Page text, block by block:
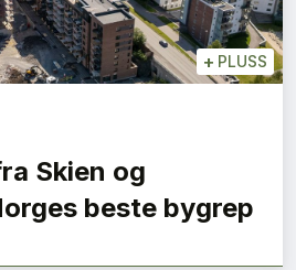
+ PLUSS
Skien og
beste bygrep